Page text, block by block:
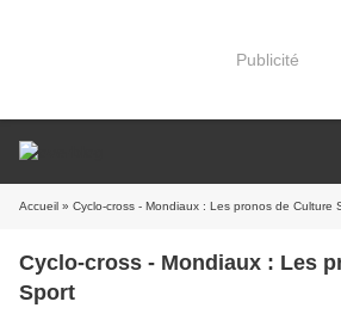
Publicité
Accueil » Cyclo-cross - Mondiaux : Les pronos de Culture
Cyclo-cross - Mondiaux : Les
Sport